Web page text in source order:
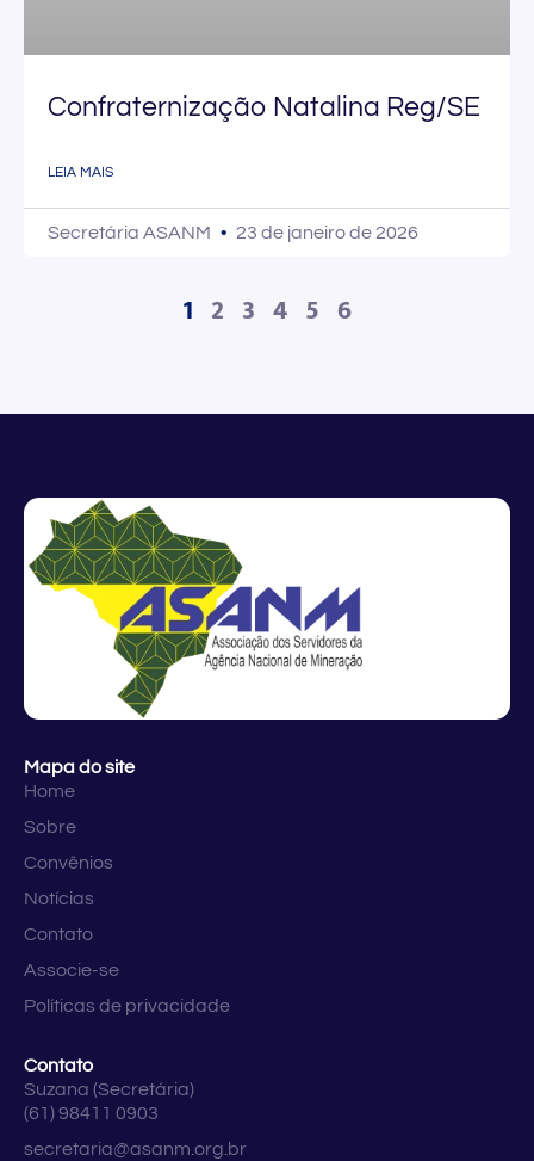
Confraternização Natalina Reg/SE
LEIA MAIS
Secretária ASANM 23 de janeiro de 2026
1 2 3 4 5 6
Mapa do site
Home
Sobre
Convênios
Notícias
Contato
Associe-se
Políticas de privacidade
Contato
Suzana (Secretária)
(61) 98411 0903
secretaria@asanm.org.br